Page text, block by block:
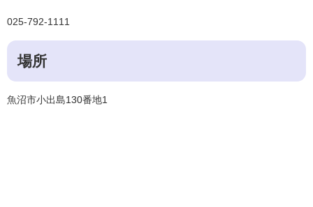
​025-792-1111​
場所
魚沼市小出島130番地1